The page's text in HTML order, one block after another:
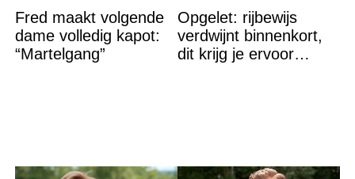
Fred maakt volgende
dame volledig kapot:
“Martelgang”
Opgelet: rijbewijs
verdwijnt binnenkort,
dit krijg je ervoor